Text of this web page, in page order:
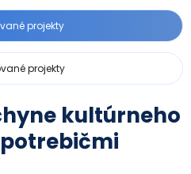
projekty
projekty
kultúrneho